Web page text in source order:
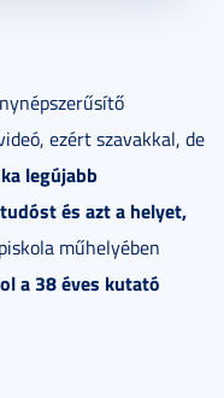
ezért szavakkal, de
legújabb
és azt a helyet,
műhelyében
a 38 éves kutató